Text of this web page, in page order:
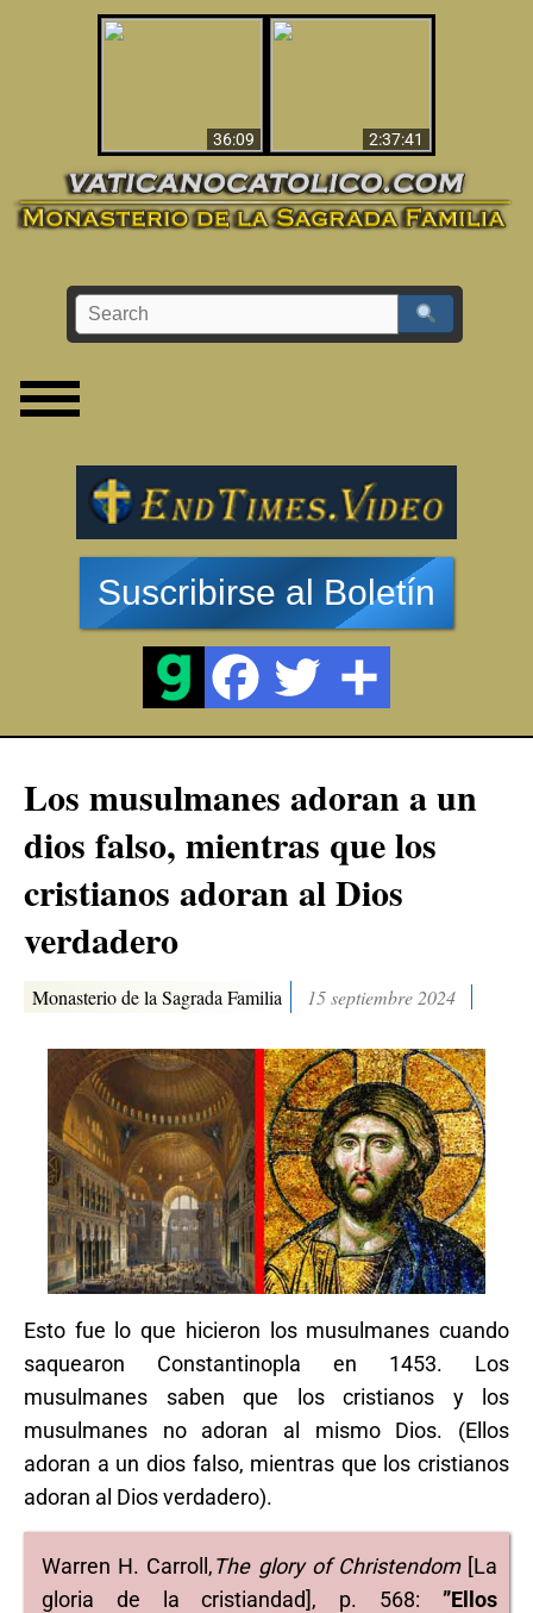
36:09
2:37:41
Suscribirse al Boletín
Los musulmanes adoran a un
dios falso, mientras que los
cristianos adoran al Dios
verdadero
Monasterio de la Sagrada Familia 15 septiembre 2024
Esto fue lo que hicieron los musulmanes cuando
saquearon Constantinopla en 1453. Los
musulmanes saben que los cristianos y los
musulmanes no adoran al mismo Dios. (Ellos
adoran a un dios falso, mientras que los cristianos
adoran al Dios verdadero).
Warren H. Carroll,The glory of Christendom [La
gloria de la cristiandad], p. 568: ”Ellos